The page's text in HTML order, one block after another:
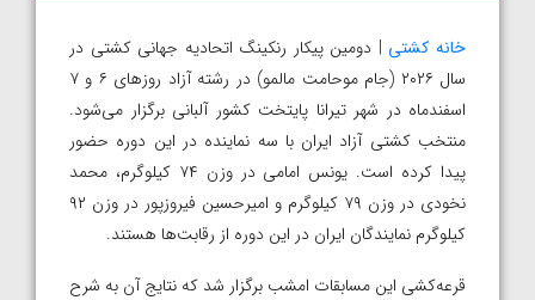
خانه کشتی | دومین پیکار رنکینگ اتحادیه جهانی کشتی در
سال ۲۰۲۶ (جام موحامت مالمو) در رشته آزاد روزهای ۶ و ۷
اسفندماه در شهر تیرانا پایتخت کشور آلبانی برگزار می‌شود.
منتخب کشتی آزاد ایران با سه نماینده در این دوره حضور
پیدا کرده است. یونس امامی در وزن ۷۴ کیلوگرم، محمد
نخودی در وزن ۷۹ کیلوگرم و امیرحسین فیروزپور در وزن ۹۲
کیلوگرم نمایندگان ایران در این دوره از رقابت‌ها هستند.
قرعه‌کشی این مسابقات امشب برگزار شد که نتایج آن به شرح